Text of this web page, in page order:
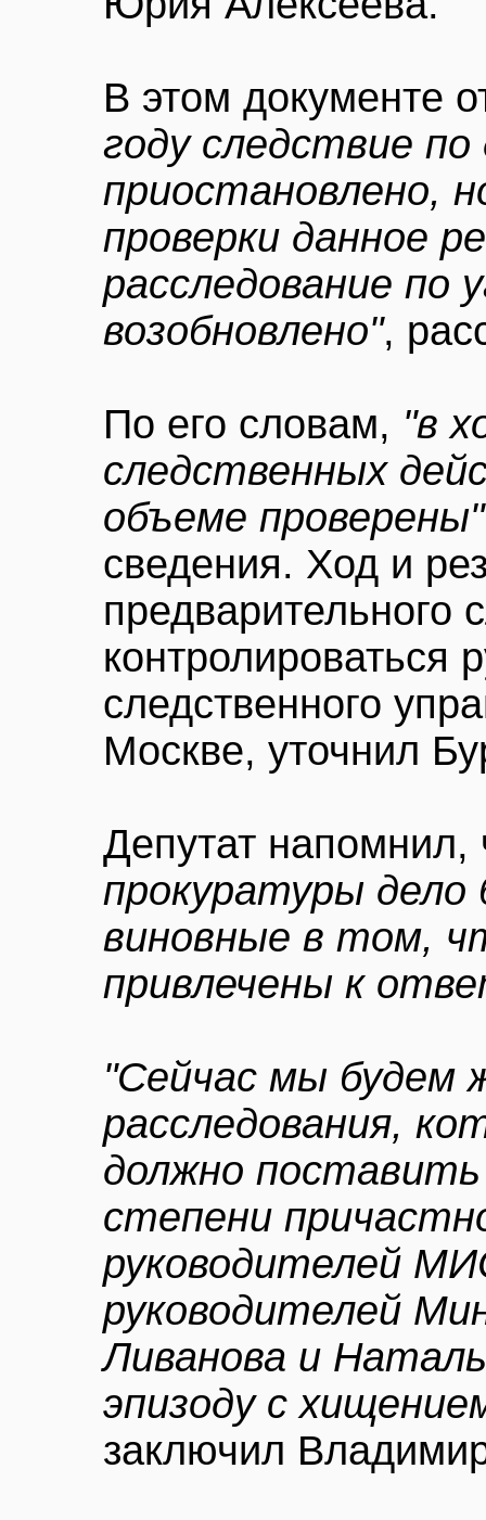
В этом документе
году следствие
приостановлено,
проверки данное
расследование по
возобновлено",
По его словам, "в
следственных
объеме проверены"
сведения. Ход и
предварительного
контролироваться
следственного
Москве, уточнил
Депутат напомнил,
прокуратуры дело
виновные в том,
привлечены к
"Сейчас мы будем
расследования,
должно поставить
степени
руководителей
руководителей
Ливанова и
эпизоду с
заключил